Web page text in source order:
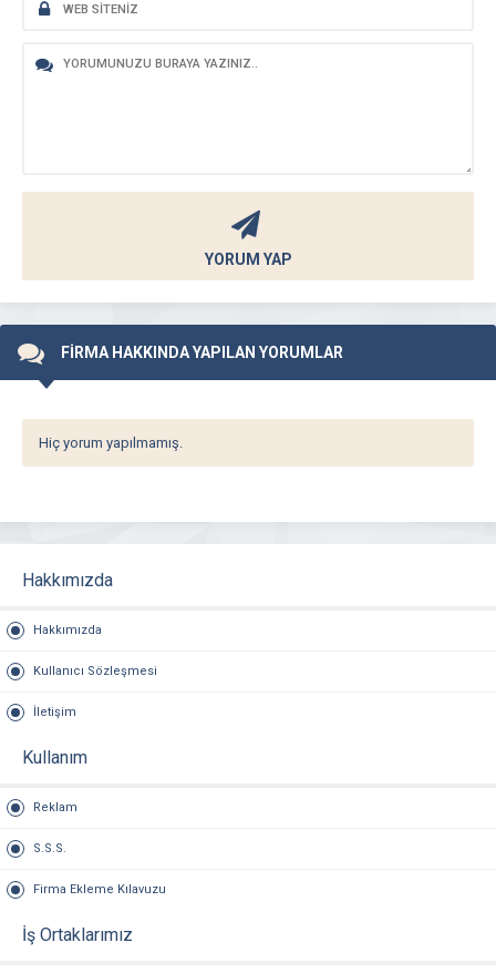
YORUM YAP
FİRMA HAKKINDA YAPILAN YORUMLAR
Hiç yorum yapılmamış.
Hakkımızda
Hakkımızda
Kullanıcı Sözleşmesi
İletişim
Kullanım
Reklam
S.S.S.
Firma Ekleme Kılavuzu
İş Ortaklarımız